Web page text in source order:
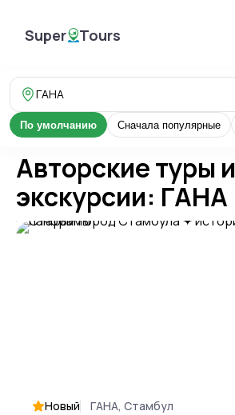
Super Tours
SuperTours
ГАНА
По умолчанию Сначала популярные
Авторские туры и
экскурсии: ГАНА
Новый ГАНА, Стамбул